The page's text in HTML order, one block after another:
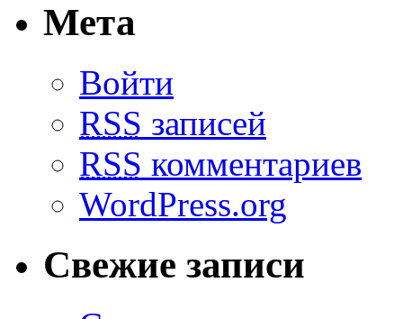
Мета
Войти
RSS записей
RSS комментариев
WordPress.org
Свежие записи